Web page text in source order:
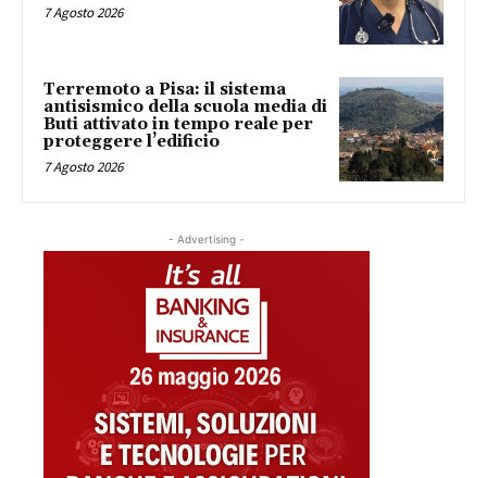
7 Agosto 2026
Terremoto a Pisa: il sistema
antisismico della scuola media di
Buti attivato in tempo reale per
proteggere l’edificio
7 Agosto 2026
- Advertising -